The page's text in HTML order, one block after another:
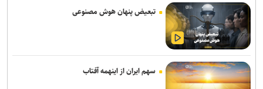
کوروت گرند اسپرت X مدل ۲۰۲۷؛ اثبات جادوی نرم‌افزار در دنیای
خودروهای اسپرت
«دی‌ویو» تا سال ۲۰۳۲ رایانه‌های کوانتومی منطقی می‌سازد
راه رسیدند
تبعیض پنهان هوش مصنوعی
سهم ایران از اینهمه آفتاب